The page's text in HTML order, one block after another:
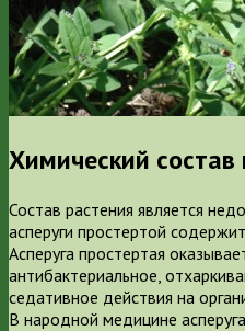
Химический состав
Состав растения является
асперуги простертой
Асперуга простертая
антибактериальное,
седативное действия на
В народной медицине